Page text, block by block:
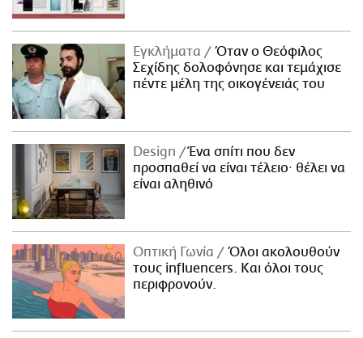
Εγκλήματα
Όταν ο Θεόφιλος
Σεχίδης δολοφόνησε και τεμάχισε
πέντε μέλη της οικογένειάς του
Design
Ένα σπίτι που δεν
προσπαθεί να είναι τέλειο· θέλει να
είναι αληθινό
Οπτική Γωνία
Όλοι ακολουθούν
τους influencers. Και όλοι τους
περιφρονούν.